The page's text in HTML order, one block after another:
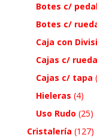
Botes c/
Botes c/
Caja con
Cajas c/
Cajas c/ tapa
Hieleras (4)
Uso Rudo (25)
Cristalería (127)